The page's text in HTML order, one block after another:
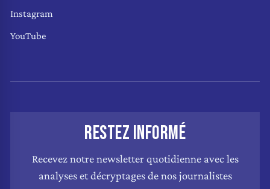
Instagram
YouTube
RESTEZ INFORMÉ
Recevez notre newsletter quotidienne avec les
analyses et décryptages de nos journalistes